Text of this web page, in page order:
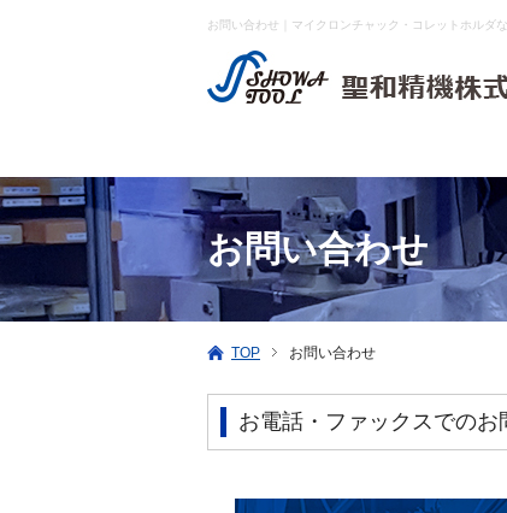
お問い合わせ｜マイクロンチャック・コレットホルダ
お問い合わせ
TOP お問い合わせ
お電話・ファックスでのお